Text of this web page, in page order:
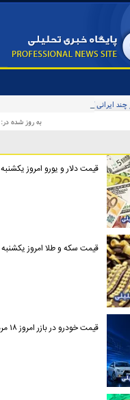
ایرانی که آواره و ویران شده‌اند
به روز شده در: ۱۸ مرداد ۱۴۰۵ - ۲۳:۴۵
قیمت دلار و یورو امروز یکشنبه ۱۸ مرداد ۱۴۰۵
قیمت سکه و طلا امروز یکشنبه ۱۸ مرداد ۱۴۰۵
قیمت خودرو در بازر امروز ۱۸ مردادماه ۱۴۰۵